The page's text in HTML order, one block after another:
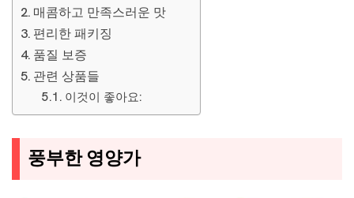
매콤하고 만족스러운 맛
편리한 패키징
품질 보증
관련 상품들
이것이 좋아요:
풍부한 영양가